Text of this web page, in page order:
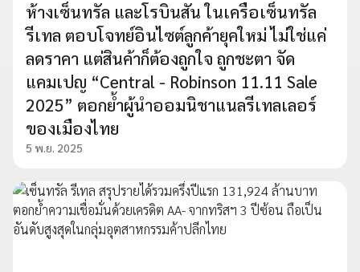
ห้างเซ็นทรัล และโรบินสัน ในเครือเซ็นทรัล
รีเทล ตอบโจทย์อินไซต์ลูกค้ายุคใหม่ ไม่ใช่แค่
ลดราคา แต่สินค้าก็ต้องถูกใจ ถูกชะตา จัด
แคมเปญ “Central - Robinson 11.11 Sale
2025” ตอกย้ำผู้นำออมนิชาแนลรีเทลเลอร์
ของเมืองไทย
5 พ.ย. 2025